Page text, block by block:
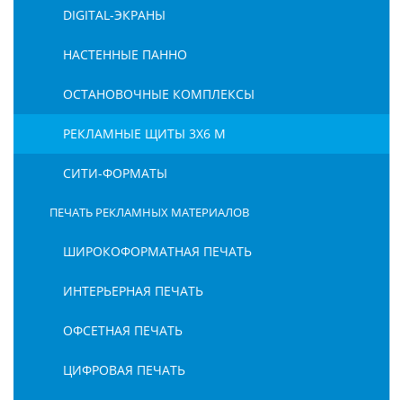
DIGITAL-ЭКРАНЫ
НАСТЕННЫЕ ПАННО
ОСТАНОВОЧНЫЕ КОМПЛЕКСЫ
РЕКЛАМНЫЕ ЩИТЫ 3Х6 М
СИТИ-ФОРМАТЫ
ПЕЧАТЬ РЕКЛАМНЫХ МАТЕРИАЛОВ
ШИРОКОФОРМАТНАЯ ПЕЧАТЬ
ИНТЕРЬЕРНАЯ ПЕЧАТЬ
ОФСЕТНАЯ ПЕЧАТЬ
ЦИФРОВАЯ ПЕЧАТЬ